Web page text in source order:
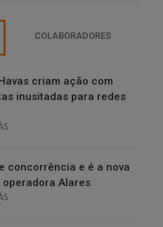
COLABORADORES
criam ação com
inusitadas para redes
concorrência e é a nova
operadora Alares